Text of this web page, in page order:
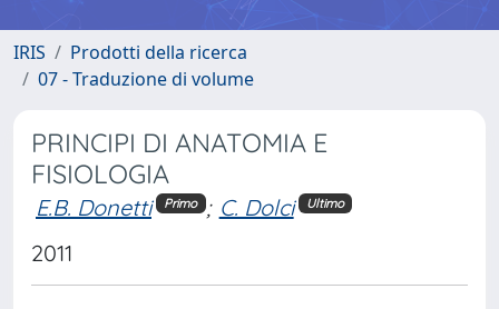
IRIS
Prodotti della ricerca
07 - Traduzione di volume
PRINCIPI DI ANATOMIA E
FISIOLOGIA
E.B. Donetti Primo ; C. Dolci Ultimo
2011